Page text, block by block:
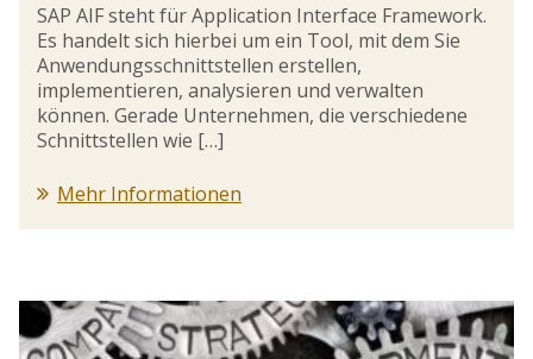
SAP AIF steht für Application Interface Framework.
Es handelt sich hierbei um ein Tool, mit dem Sie
Anwendungsschnittstellen erstellen,
implementieren, analysieren und verwalten
können. Gerade Unternehmen, die verschiedene
Schnittstellen wie […]
Mehr Informationen